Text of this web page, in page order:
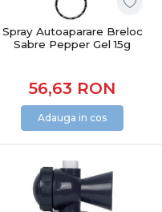
Spray Autoaparare Breloc
Sabre Pepper Gel 15g
56,63 RON
Adauga in cos